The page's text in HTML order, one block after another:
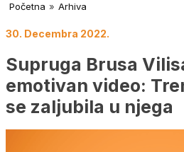
Početna » Arhiva
30. Decembra 2022.
Supruga Brusa
emotivan video:
se zaljubila u njega